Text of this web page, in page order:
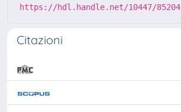
https://hdl.handle.net/10447/85204
Citazioni